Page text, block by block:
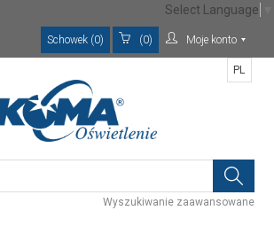
Schowek (0) (0) Moje konto
Wyszukiwanie zaawansowane
PL
Select Language